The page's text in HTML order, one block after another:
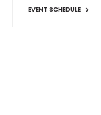
EVENT SCHEDULE